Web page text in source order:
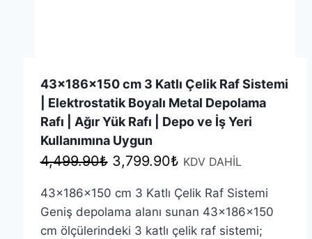
43x186x150 cm 3 Katlı Çelik Raf Sistemi
| Elektrostatik Boyalı Metal Depolama
Rafı | Ağır Yük Rafı | Depo ve İş Yeri
Kullanımına Uygun
4,499.90₺ Orijinal
4,499.90₺.
3,799.90₺Şu
fiyat:
3,799.90₺.
KDV DAHİL
43x186x150 cm 3 Katlı Çelik Raf Sistemi
Geniş depolama alanı sunan 43x186x150
cm ölçülerindeki 3 katlı çelik raf sistemi;